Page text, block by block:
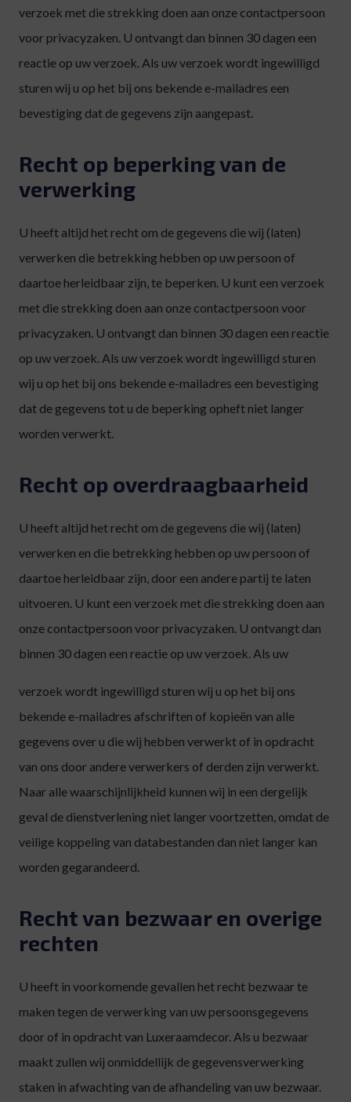
verzoek met die strekking doen aan onze contactpersoon
voor privacyzaken. U ontvangt dan binnen 30 dagen een
reactie op uw verzoek. Als uw verzoek wordt ingewilligd
sturen wij u op het bij ons bekende e-mailadres een
bevestiging dat de gegevens zijn aangepast.
Recht op beperking van de
verwerking
U heeft altijd het recht om de gegevens die wij (laten)
verwerken die betrekking hebben op uw persoon of
daartoe herleidbaar zijn, te beperken. U kunt een verzoek
met die strekking doen aan onze contactpersoon voor
privacyzaken. U ontvangt dan binnen 30 dagen een reactie
op uw verzoek. Als uw verzoek wordt ingewilligd sturen
wij u op het bij ons bekende e-mailadres een bevestiging
dat de gegevens tot u de beperking opheft niet langer
worden verwerkt.
Recht op overdraagbaarheid
U heeft altijd het recht om de gegevens die wij (laten)
verwerken en die betrekking hebben op uw persoon of
daartoe herleidbaar zijn, door een andere partij te laten
uitvoeren. U kunt een verzoek met die strekking doen aan
onze contactpersoon voor privacyzaken. U ontvangt dan
binnen 30 dagen een reactie op uw verzoek. Als uw
verzoek wordt ingewilligd sturen wij u op het bij ons
bekende e-mailadres afschriften of kopieën van alle
gegevens over u die wij hebben verwerkt of in opdracht
van ons door andere verwerkers of derden zijn verwerkt.
Naar alle waarschijnlijkheid kunnen wij in een dergelijk
geval de dienstverlening niet langer voortzetten, omdat de
veilige koppeling van databestanden dan niet langer kan
worden gegarandeerd.
Recht van bezwaar en overige
rechten
U heeft in voorkomende gevallen het recht bezwaar te
maken tegen de verwerking van uw persoonsgegevens
door of in opdracht van Luxeraamdecor. Als u bezwaar
maakt zullen wij onmiddellijk de gegevensverwerking
staken in afwachting van de afhandeling van uw bezwaar.